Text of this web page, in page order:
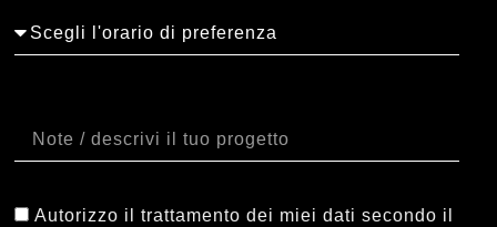
Autorizzo il trattamento dei miei dati secondo il